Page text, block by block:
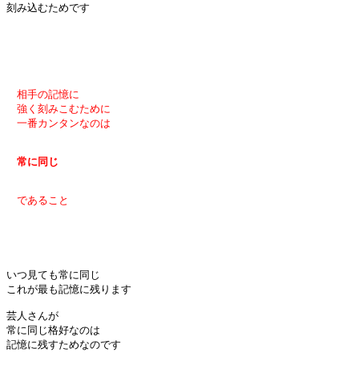
刻み込むためです
相手の記憶に
強く刻みこむために
一番カンタンなのは
常に同じ
いつ見ても常に同じ
これが最も記憶に残ります
芸人さんが
常に同じ格好なのは
記憶に残すためなのです